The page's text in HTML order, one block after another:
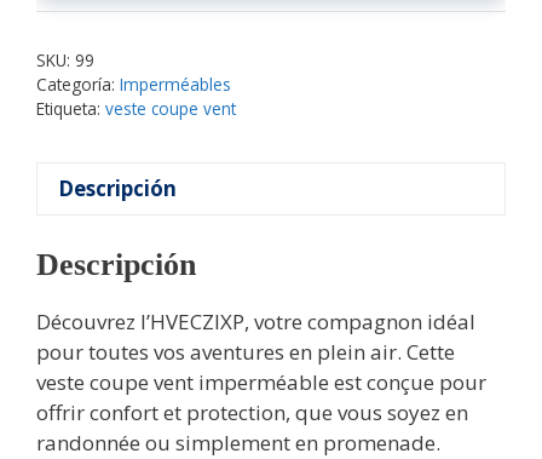
SKU: 99
Categoría: Imperméables
Etiqueta: veste coupe vent
Descripción
Descripción
Découvrez l’HVECZIXP, votre compagnon idéal
pour toutes vos aventures en plein air. Cette
veste coupe vent imperméable est conçue pour
offrir confort et protection, que vous soyez en
randonnée ou simplement en promenade.